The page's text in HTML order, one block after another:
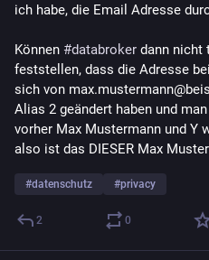
ich habe, die Email Adresse
Können #databroker dann nicht
feststellen, dass die Adresse
sich von
Alias 2 geändert haben und
vorher Max Mustermann und Y
also ist das DIESER Max
#datenschutz #privacy
2 0